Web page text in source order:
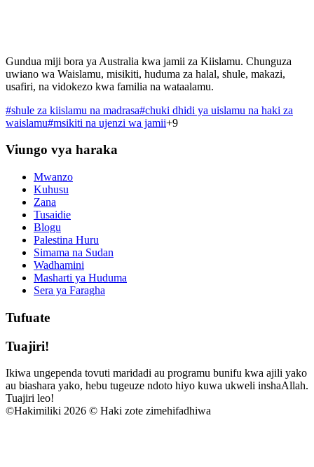
Gundua miji bora ya Australia kwa jamii za Kiislamu. Chunguza
uwiano wa Waislamu, misikiti, huduma za halal, shule, makazi,
usafiri, na vidokezo kwa familia na wataalamu.
#shule za kiislamu na madrasa#chuki dhidi ya uislamu na haki za
waislamu#msikiti na ujenzi wa jamii+9
Viungo vya haraka
Mwanzo
Kuhusu
Zana
Tusaidie
Blogu
Palestina Huru
Simama na Sudan
Wadhamini
Masharti ya Huduma
Sera ya Faragha
Tufuate
Tuajiri!
Ikiwa ungependa tovuti maridadi au programu bunifu kwa ajili yako
au biashara yako, hebu tugeuze ndoto hiyo kuwa ukweli inshaAllah.
Tuajiri leo!
©Hakimiliki 2026 © Haki zote zimehifadhiwa